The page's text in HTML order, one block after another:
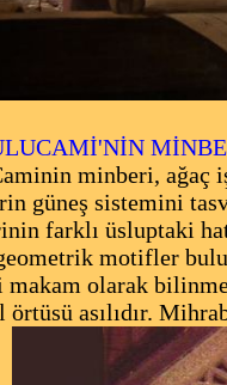
minberi, ağaç
güneş sistemini
farklı üsluptaki
motifler
makam olarak
asılıdır.